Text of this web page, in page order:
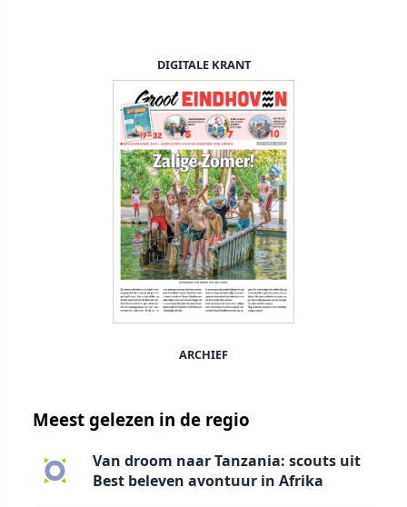
DIGITALE KRANT
ARCHIEF
Meest gelezen in de regio
Van droom naar Tanzania: scouts uit
Best beleven avontuur in Afrika